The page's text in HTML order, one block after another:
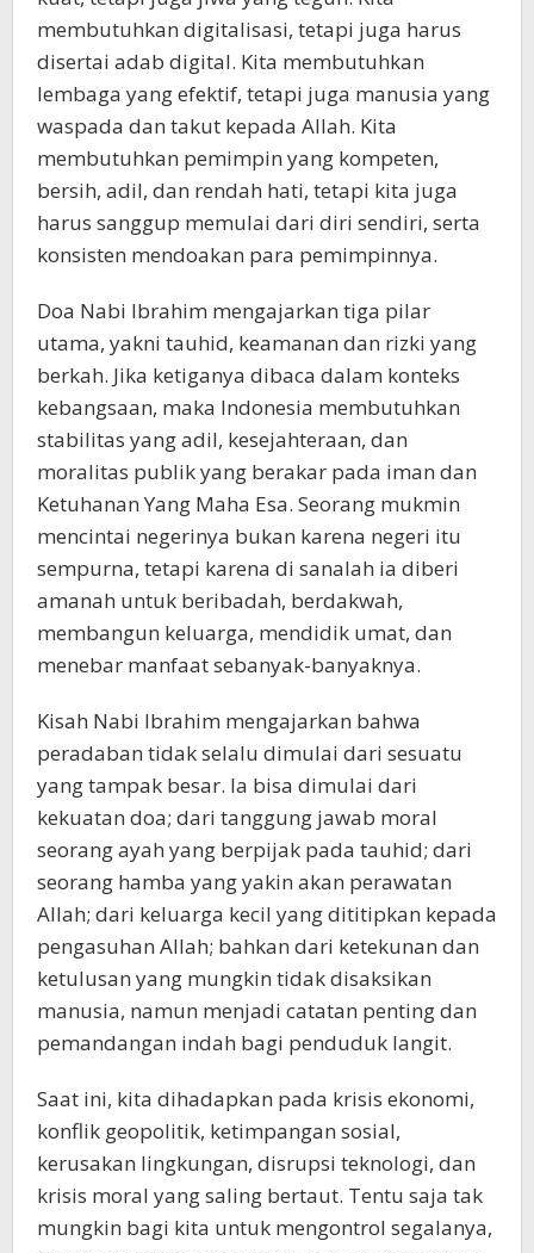
membutuhkan digitalisasi, tetapi juga harus
disertai adab digital. Kita membutuhkan
lembaga yang efektif, tetapi juga manusia yang
waspada dan takut kepada Allah. Kita
membutuhkan pemimpin yang kompeten,
bersih, adil, dan rendah hati, tetapi kita juga
harus sanggup memulai dari diri sendiri, serta
konsisten mendoakan para pemimpinnya.
Doa Nabi Ibrahim mengajarkan tiga pilar
utama, yakni tauhid, keamanan dan rizki yang
berkah. Jika ketiganya dibaca dalam konteks
kebangsaan, maka Indonesia membutuhkan
stabilitas yang adil, kesejahteraan, dan
moralitas publik yang berakar pada iman dan
Ketuhanan Yang Maha Esa. Seorang mukmin
mencintai negerinya bukan karena negeri itu
sempurna, tetapi karena di sanalah ia diberi
amanah untuk beribadah, berdakwah,
membangun keluarga, mendidik umat, dan
menebar manfaat sebanyak-banyaknya.
Kisah Nabi Ibrahim mengajarkan bahwa
peradaban tidak selalu dimulai dari sesuatu
yang tampak besar. Ia bisa dimulai dari
kekuatan doa; dari tanggung jawab moral
seorang ayah yang berpijak pada tauhid; dari
seorang hamba yang yakin akan perawatan
Allah; dari keluarga kecil yang dititipkan kepada
pengasuhan Allah; bahkan dari ketekunan dan
ketulusan yang mungkin tidak disaksikan
manusia, namun menjadi catatan penting dan
pemandangan indah bagi penduduk langit.
Saat ini, kita dihadapkan pada krisis ekonomi,
konflik geopolitik, ketimpangan sosial,
kerusakan lingkungan, disrupsi teknologi, dan
krisis moral yang saling bertaut. Tentu saja tak
mungkin bagi kita untuk mengontrol segalanya,